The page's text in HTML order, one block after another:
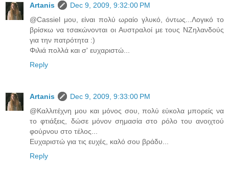
Artanis
Dec 9, 2009, 9:32:00 PM
@Cassiel μου, είναι πολύ ωραίο γλυκό, όντως...Λογικό το
βρίσκω να τσακώνονται οι Αυστραλοί με τους ΝΖηλανδούς
για την πατρότητα :)
Φιλιά πολλά και σ' ευχαριστώ...
Reply
Artanis
Dec 9, 2009, 9:33:00 PM
@Καλλιτέχνη μου και μόνος σου, πολύ εύκολα μπορείς να
το φτιάξεις, δώσε μόνον σημασία στο ρόλο του ανοιχτού
φούρνου στο τέλος...
Ευχαριστώ για τις ευχές, καλό σου βράδυ...
Reply